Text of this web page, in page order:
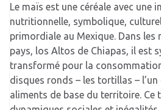
Le maïs est une céréale avec une
nutritionnelle, symbolique,
primordiale au Mexique. Dans les
pays, los Altos de Chiapas, il est
transformé pour la
disques ronds – les tortillas –
aliments de base du territoire. Ce